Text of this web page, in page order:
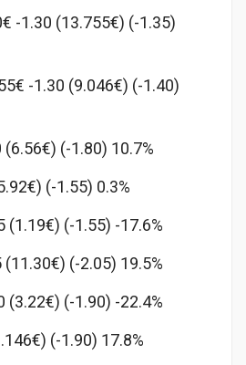
-1.30 (13.755€) (-1.35)
-1.30 (9.046€) (-1.40)
(-1.80) 10.7%
(-1.55) 0.3%
(1.19€) (-1.55) -17.6%
(-2.05) 19.5%
(-1.90) -22.4%
(-1.90) 17.8%